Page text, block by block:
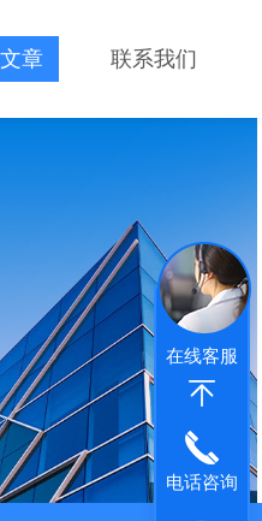
章 联系我们
在线客服
电话咨询